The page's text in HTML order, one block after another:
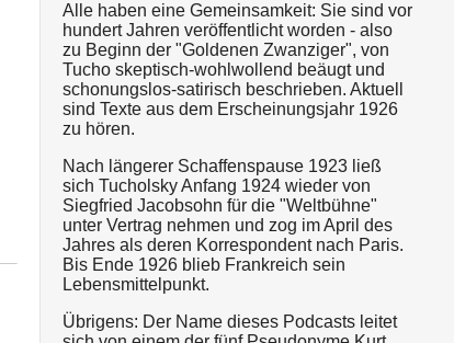
Alle haben eine Gemeinsamkeit: Sie sind vor
hundert Jahren veröffentlicht worden - also
zu Beginn der "Goldenen Zwanziger", von
Tucho skeptisch-wohlwollend beäugt und
schonungslos-satirisch beschrieben. Aktuell
sind Texte aus dem Erscheinungsjahr 1926
zu hören.
Nach längerer Schaffenspause 1923 ließ
sich Tucholsky Anfang 1924 wieder von
Siegfried Jacobsohn für die "Weltbühne"
unter Vertrag nehmen und zog im April des
Jahres als deren Korrespondent nach Paris.
Bis Ende 1926 blieb Frankreich sein
Lebensmittelpunkt.
Übrigens: Der Name dieses Podcasts leitet